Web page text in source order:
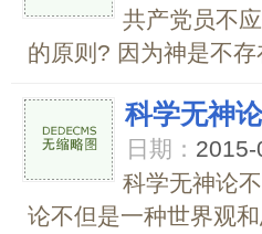
共产党员不
的原则? 因为神是不存
科学无神
日期：
科学无神论
论不但是一种世界观